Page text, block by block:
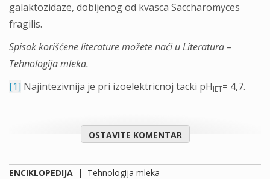
galaktozidaze, dobijenog od kvasca Saccharomyces
fragilis.
Spisak korišćene literature možete naći u Literatura –
Tehnologija mleka.
[1] Najintezivnija je pri izoelektricnoj tacki pHIET= 4,7.
OSTAVITE KOMENTAR
ENCIKLOPEDIJA | Tehnologija mleka